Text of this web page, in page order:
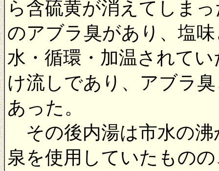
ら含硫黄が消えてしま
のアブラ臭があり、塩
水・循環・加温されて
け流しであり、アブラ
あった。
その後内湯は市水の沸
泉を使用していたもの